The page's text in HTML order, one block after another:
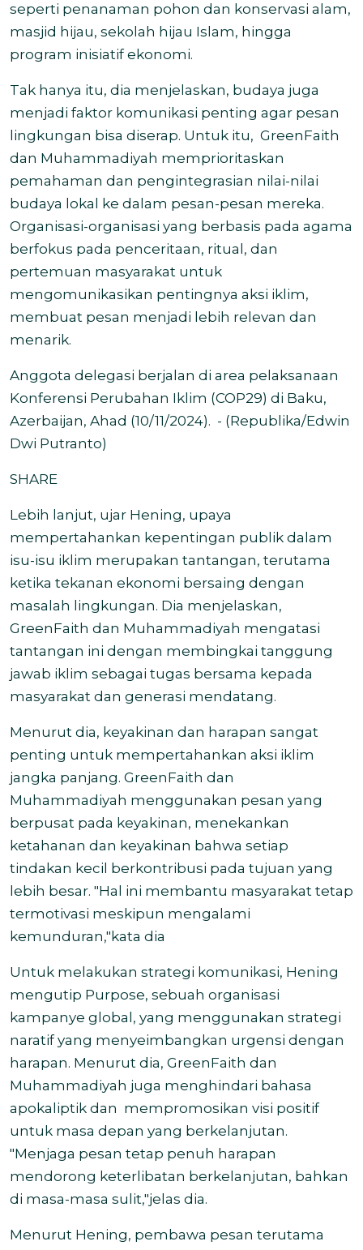
seperti penanaman pohon dan konservasi alam,
masjid hijau, sekolah hijau Islam, hingga
program inisiatif ekonomi.
Tak hanya itu, dia menjelaskan, budaya juga
menjadi faktor komunikasi penting agar pesan
lingkungan bisa diserap. Untuk itu, GreenFaith
dan Muhammadiyah memprioritaskan
pemahaman dan pengintegrasian nilai-nilai
budaya lokal ke dalam pesan-pesan mereka.
Organisasi-organisasi yang berbasis pada agama
berfokus pada penceritaan, ritual, dan
pertemuan masyarakat untuk
mengomunikasikan pentingnya aksi iklim,
membuat pesan menjadi lebih relevan dan
menarik.
Anggota delegasi berjalan di area pelaksanaan
Konferensi Perubahan Iklim (COP29) di Baku,
Azerbaijan, Ahad (10/11/2024). - (Republika/Edwin
Dwi Putranto)
SHARE
Lebih lanjut, ujar Hening, upaya
mempertahankan kepentingan publik dalam
isu-isu iklim merupakan tantangan, terutama
ketika tekanan ekonomi bersaing dengan
masalah lingkungan. Dia menjelaskan,
GreenFaith dan Muhammadiyah mengatasi
tantangan ini dengan membingkai tanggung
jawab iklim sebagai tugas bersama kepada
masyarakat dan generasi mendatang.
Menurut dia, keyakinan dan harapan sangat
penting untuk mempertahankan aksi iklim
jangka panjang. GreenFaith dan
Muhammadiyah menggunakan pesan yang
berpusat pada keyakinan, menekankan
ketahanan dan keyakinan bahwa setiap
tindakan kecil berkontribusi pada tujuan yang
lebih besar. "Hal ini membantu masyarakat tetap
termotivasi meskipun mengalami
kemunduran,"kata dia
Untuk melakukan strategi komunikasi, Hening
mengutip Purpose, sebuah organisasi
kampanye global, yang menggunakan strategi
naratif yang menyeimbangkan urgensi dengan
harapan. Menurut dia, GreenFaith dan
Muhammadiyah juga menghindari bahasa
apokaliptik dan mempromosikan visi positif
untuk masa depan yang berkelanjutan.
"Menjaga pesan tetap penuh harapan
mendorong keterlibatan berkelanjutan, bahkan
di masa-masa sulit,"jelas dia.
Menurut Hening, pembawa pesan terutama